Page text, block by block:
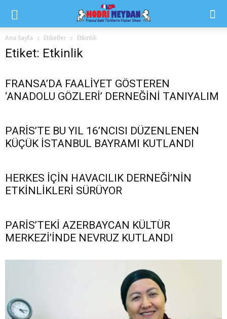
Ana Sayfa Etiketler Etkinlik
Etiket: Etkinlik
FRANSA’DA FAALİYET GÖSTEREN
‘ANADOLU GÖZLERİ’ DERNEĞİNİ TANIYALIM
PARİS’TE BU YIL 16’NCISI DÜZENLENEN
KÜÇÜK İSTANBUL BAYRAMI KUTLANDI
HERKES İÇİN HAVACILIK DERNEĞİ’NİN
ETKİNLİKLERİ SÜRÜYOR
PARİS’TEKİ AZERBAYCAN KÜLTÜR
MERKEZİ’İNDE NEVRUZ KUTLANDI